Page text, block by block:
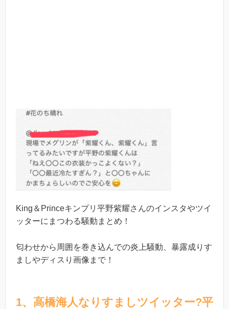
King＆Princeキンプリ平野紫耀さんのインスタやツイ
ッターにまつわる騒動まとめ！
匂わせから周囲を巻き込んでの炎上騒動、暴露成りす
ましやディスり画像まで！
1、高橋海人なりすましツイッター?平